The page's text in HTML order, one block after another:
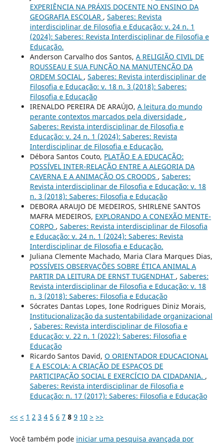
EXPERIÊNCIA NA PRÁXIS DOCENTE NO ENSINO DA
GEOGRAFIA ESCOLAR , Saberes: Revista
interdisciplinar de Filosofia e Educação: v. 24 n. 1
(2024): Saberes: Revista Interdisciplinar de Filosofia e
Educação.
Anderson Carvalho dos Santos, A RELIGIÃO CIVIL DE
ROUSSEAU E SUA FUNÇÃO NA MANUTENÇÃO DA
ORDEM SOCIAL , Saberes: Revista interdisciplinar de
Filosofia e Educação: v. 18 n. 3 (2018): Saberes:
Filosofia e Educação
IRENALDO PEREIRA DE ARAÚJO, A leitura do mundo
perante contextos marcados pela diversidade ,
Saberes: Revista interdisciplinar de Filosofia e
Educação: v. 24 n. 1 (2024): Saberes: Revista
Interdisciplinar de Filosofia e Educação.
Débora Santos Couto, PLATÃO E A EDUCAÇÃO:
POSSÍVEL INTER-RELAÇÃO ENTRE A ALEGORIA DA
CAVERNA E A ANIMAÇÃO OS CROODS , Saberes:
Revista interdisciplinar de Filosofia e Educação: v. 18
n. 3 (2018): Saberes: Filosofia e Educação
DEBORA ARAUJO DE MEDEIROS, SHIRLENE SANTOS
MAFRA MEDEIROS, EXPLORANDO A CONEXÃO MENTE-
CORPO , Saberes: Revista interdisciplinar de Filosofia
e Educação: v. 24 n. 1 (2024): Saberes: Revista
Interdisciplinar de Filosofia e Educação.
Juliana Clemente Machado, Maria Clara Marques Dias,
POSSÍVEIS OBSERVAÇÕES SOBRE ÉTICA ANIMAL A
PARTIR DA LEITURA DE ERNST TUGENDHAT , Saberes:
Revista interdisciplinar de Filosofia e Educação: v. 18
n. 3 (2018): Saberes: Filosofia e Educação
Sócrates Dantas Lopes, Ione Rodrigues Diniz Morais,
Institucionalização da sustentabilidade organizacional
, Saberes: Revista interdisciplinar de Filosofia e
Educação: v. 22 n. 1 (2022): Saberes: Filosofia e
Educação
Ricardo Santos David, O ORIENTADOR EDUCACIONAL
E A ESCOLA: A CRIAÇÃO DE ESPAÇOS DE
PARTICIPAÇÃO SOCIAL E EXERCÍCIO DA CIDADANIA. ,
Saberes: Revista interdisciplinar de Filosofia e
Educação: n. 17 (2017): Saberes: Filosofia e Educação
<< < 1 2 3 4 5 6 7 8 9 10 > >>
Você também pode iniciar uma pesquisa avançada por